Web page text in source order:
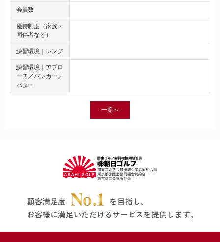
会員数
優待制度（家族・
同伴者など）
練習環境｜レンジ
練習環境｜アプロ
ーチ／バンカー／
パター
一覧へ